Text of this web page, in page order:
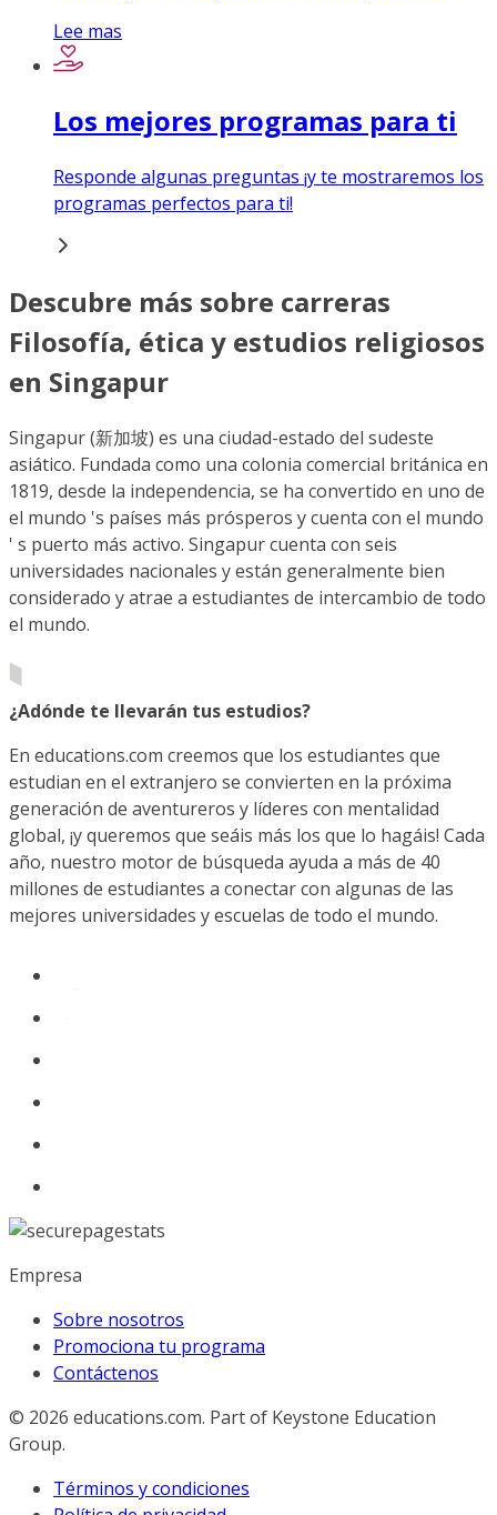
Lee mas
Los mejores programas para ti
Responde algunas preguntas ¡y te mostraremos los
programas perfectos para ti!
Descubre más sobre carreras
Filosofía, ética y estudios religiosos
en Singapur
Singapur (新加坡) es una ciudad-estado del sudeste
asiático. Fundada como una colonia comercial británica en
1819, desde la independencia, se ha convertido en uno de
el mundo 's países más prósperos y cuenta con el mundo
' s puerto más activo. Singapur cuenta con seis
universidades nacionales y están generalmente bien
considerado y atrae a estudiantes de intercambio de todo
el mundo.
¿Adónde te llevarán tus estudios?
En educations.com creemos que los estudiantes que
estudian en el extranjero se convierten en la próxima
generación de aventureros y líderes con mentalidad
global, ¡y queremos que seáis más los que lo hagáis! Cada
año, nuestro motor de búsqueda ayuda a más de 40
millones de estudiantes a conectar con algunas de las
mejores universidades y escuelas de todo el mundo.
Empresa
Sobre nosotros
Promociona tu programa
Contáctenos
© 2026 educations.com. Part of Keystone Education
Group.
Términos y condiciones